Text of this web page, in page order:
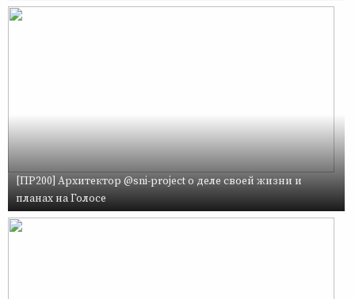
[ПР200] Архитектор @sni-project о деле своей жизни и
планах на Голосе